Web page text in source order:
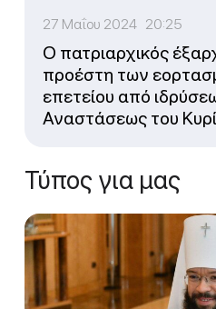
27 Μαΐου 2024 20:25
Ο πατριαρχικός
προέστη των
επετείου από
Αναστάσεως του
Τύπος για μας